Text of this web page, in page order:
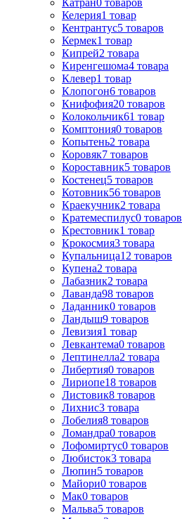
Келерия1 товар
Кентрантус5 товаров
Кермек1 товар
Кипрей2 товара
Киренгешома4 товара
Клевер1 товар
Клопогон6 товаров
Книфофия20 товаров
Колокольчик61 товар
Комптония0 товаров
Копытень2 товара
Коровяк7 товаров
Короставник5 товаров
Костенец5 товаров
Котовник56 товаров
Краекучник2 товара
Кратемеспилус0 товаров
Крестовник1 товар
Крокосмия3 товара
Купальница12 товаров
Купена2 товара
Лабазник2 товара
Лаванда98 товаров
Ладанник0 товаров
Ландыш9 товаров
Левизия1 товар
Левкантема0 товаров
Лептинелла2 товара
Либертия0 товаров
Лириопе18 товаров
Листовик8 товаров
Лихнис3 товара
Лобелия8 товаров
Ломандра0 товаров
Лофомиртус0 товаров
Любисток3 товара
Люпин5 товаров
Майори0 товаров
Мак0 товаров
Мальва5 товаров